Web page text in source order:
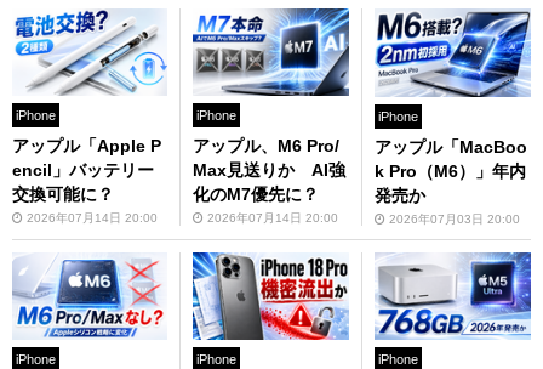
iPhone
アップル「Apple P
encil」バッテリー
交換可能に？
2026年07月14日 20:00
iPhone
アップル、M6 Pro/
Max見送りか AI強
化のM7優先に？
2026年07月14日 20:00
iPhone
アップル「MacBoo
k Pro（M6）」年内
発売か
2026年07月03日 20:00
iPhone iPhone iPhone